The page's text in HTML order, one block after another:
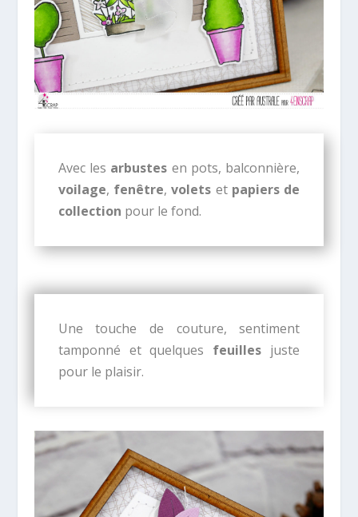
Avec les arbustes en pots, balconnière,
voilage, fenêtre,volets et papiers de
collection pour le fond.
Une touche de couture, sentiment
tamponné et quelques feuilles juste
pour le plaisir.